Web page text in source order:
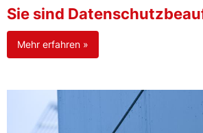
Sie sind
Mehr erfahren »